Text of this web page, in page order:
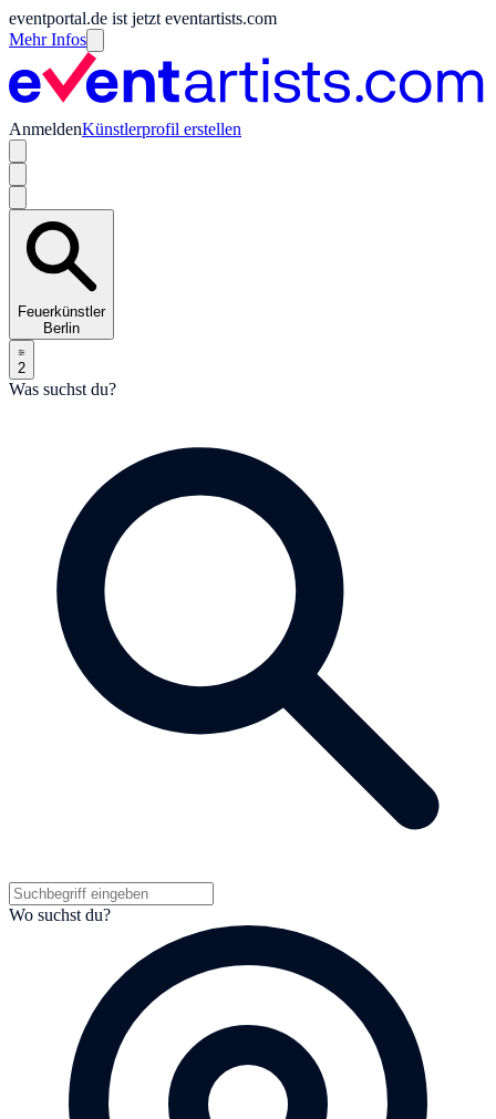
eventportal.de ist jetzt eventartists.com
Mehr Infos
AnmeldenKünstlerprofil erstellen
Feuerkünstler
Berlin
2
Was suchst du?
Wo suchst du?